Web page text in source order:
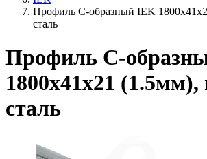
Профиль С-образный IEK
сталь
Профиль С-
1800х41х21 (1.5мм),
сталь